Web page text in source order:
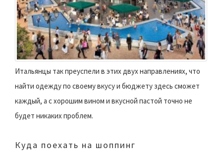
Итальянцы так преуспели в этих двух направлениях, что
найти одежду по своему вкусу и бюджету здесь сможет
каждый, а с хорошим вином и вкусной пастой точно не
будет никаких проблем.
Куда поехать на шоппинг